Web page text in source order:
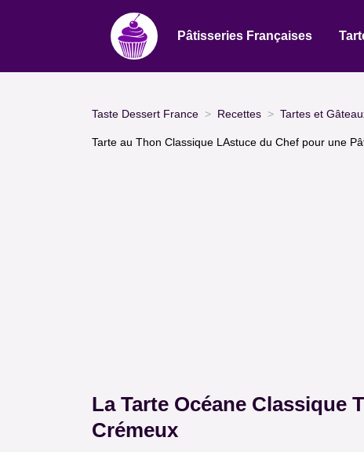
Pâtisseries Françaises
Taste Dessert France Recettes Tartes et
Tarte au Thon Classique LAstuce du Chef pour une
La Tarte Océane Classique
Crémeux